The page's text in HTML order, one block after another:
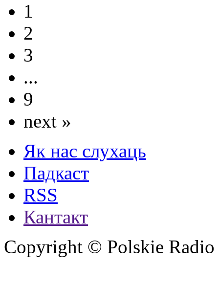
1
2
3
...
9
next »
Як нас слухаць
Падкаст
RSS
Кантакт
Copyright © Polskie